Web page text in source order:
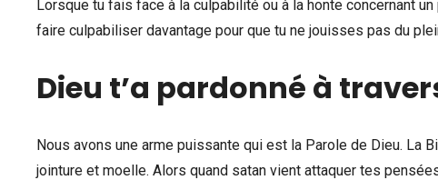
Lorsque tu fais face à la culpabilité ou à la honte concernant
faire culpabiliser davantage pour que tu ne jouisses pas du
Dieu t’a pardonné à
Nous avons une arme puissante qui est la Parole de Dieu. La
jointure et moelle. Alors quand satan vient attaquer tes